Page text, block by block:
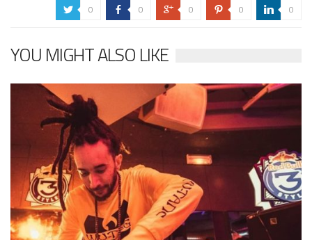
a 0 b 0 c 0 d 0 j 0
YOU MIGHT ALSO LIKE